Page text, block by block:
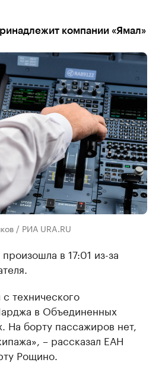
компании «Ямал»
/ РИА URA.RU
в 17:01 из-за
технического
в Объединенных
На борту пассажиров нет,
– рассказал ЕАН
Рощино.